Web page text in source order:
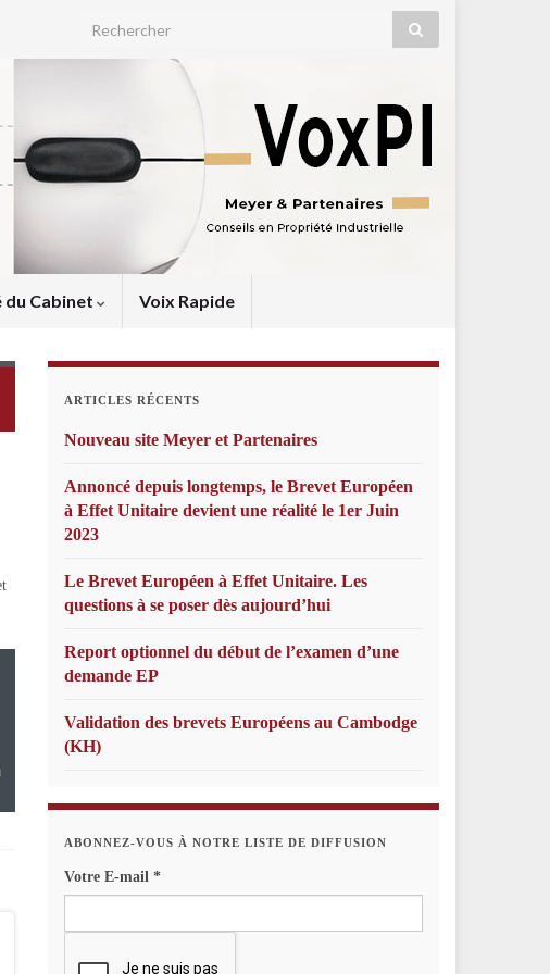
Search for:
Cabinet Voix Rapide
ARTICLES RÉCENTS
Nouveau site Meyer et Partenaires
Annoncé depuis longtemps, le Brevet Européen
à Effet Unitaire devient une réalité le 1er Juin
2023
Le Brevet Européen à Effet Unitaire. Les
questions à se poser dès aujourd’hui
Report optionnel du début de l’examen d’une
demande EP
Validation des brevets Européens au Cambodge
(KH)
ABONNEZ-VOUS À NOTRE LISTE DE DIFFUSION
Votre E-mail *